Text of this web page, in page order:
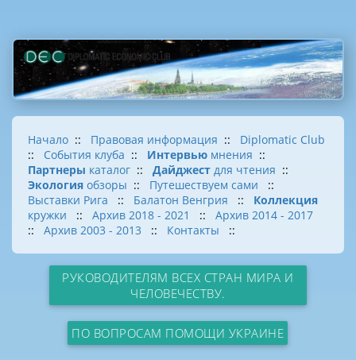
Начало :: Правовая информация :: Diplomatic Club
:: События клуба :: Интервью мнения ::
Партнеры каталог :: Дайджест для чтения ::
Экология обзоры :: Путешествуем сами
::
Выставки Рига
:: Балатон Венгрия :: Коллекция
кружки
:: Архив 2018 - 2021 :: Архив 2014 - 2017
:: Архив 2003 - 2013 :: Контакты ::
РУКОВОДИТЕЛЯМ ВСЕХ СТРАН МИРА И
ЧЕЛОВЕЧЕСТВУ.
ПО ВОПРОСАМ ПОМОЩИ УКРАИНЕ